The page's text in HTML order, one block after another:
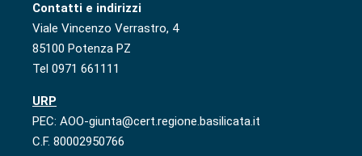
Contatti e indirizzi
Viale Vincenzo Verrastro, 4
85100 Potenza PZ
Tel 0971 661111
URP
PEC: AOO-giunta@cert.regione.basilicata.it
C.F. 80002950766